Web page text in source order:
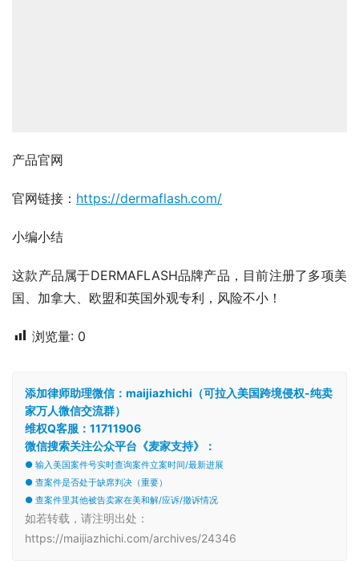
产品官网
官网链接： https://dermaflash.com/
小编小结
这款产品属于DERMAFLASH品牌产品，目前注册了多项美
国、加拿大、欧盟和英国外观专利，风险不小！
浏览量: 0
添加律师助理微信：maijiazhichi（可拉入美国跨境侵权-纯卖
家万人微信交流群）
维权Q客服：11711906
微信搜索关注公众平台《麦家支持》：
● 输入美国案件号实时查询案件立案时间/最新进展
● 查案件是否处于缺席判决（重要）
● 查案件里其他被告卖家在美和解/应诉/撤诉情况
如若转载，请注明出处：
https://maijiazhichi.com/archives/24346